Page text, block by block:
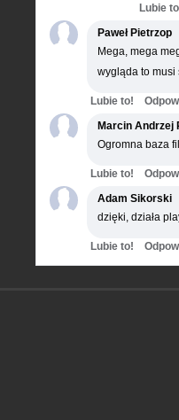
Lubie
Paweł Pietrzop
Mega, mega
wygląda to musi
Lubie to!
Marcin Andrzej
Ogromna baza
Lubie to!
Adam Sikorski
dzięki, działa
Lubie to!